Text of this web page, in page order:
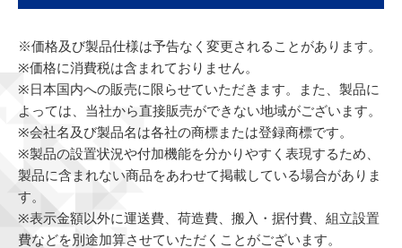
※価格及び製品仕様は予告なく変更されることがあります。
※価格に消費税は含まれておりません。
※日本国内への販売に限らせていただきます。また、製品に
よっては、当社から直接販売ができない地域がございます。
※会社名及び製品名は各社の商標または登録商標です。
※製品の設置状況や付加機能を分かりやすく表現するため、
製品に含まれない商品をあわせて掲載している場合がありま
す。
※表示金額以外に運送費、荷造費、搬入・据付費、組立設置
費などを別途加算させていただくことがございます。